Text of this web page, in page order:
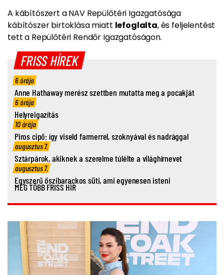
A kábítószert a NAV Repülőtéri Igazgatósága
kábítószer birtoklása miatt lefoglalta, és feljelentést
tett a Repülőtéri Rendőr Igazgatóságon.
FRISS HÍREK
6 órája
Anne Hathaway merész szettben mutatta meg a pocakját
6 órája
Helyreigazítás
10 órája
Piros cipő: így viseld farmerrel, szoknyával és nadrággal
augusztus 7.
Sztárpárok, akiknek a szerelme túlélte a világhírnevet
augusztus 7.
Egyszerű őszibarackos süti, ami egyenesen isteni
MÉG TÖBB FRISS HÍR